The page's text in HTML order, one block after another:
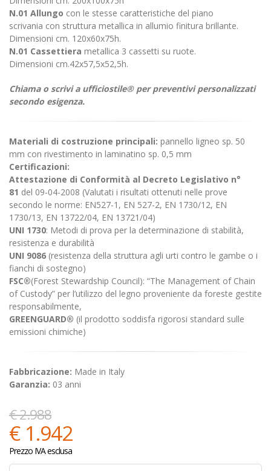
N.01 Allungo con le stesse caratteristiche del piano
scrivania con struttura metallica in allumio finitura brillante.
Dimensioni cm. 120x60x75h.
N.01 Cassettiera metallica 3 cassetti su ruote.
Dimensioni cm.42x57,5x52,5h.
Chiama o scrivi a ufficiostile® per preventivi personalizzati
secondo esigenza.
Materiali di costruzione principali: pannello ligneo sp. 50
mm con rivestimento in laminatino sp. 0,5 mm
Certificazioni:
Attestazione di Conformità al Decreto Legislativo n°
81 del 09-04-2008 (Valutati i risultati ottenuti nelle prove
secondo le norme: EN527-1, EN 527-2, EN 1730/12, EN
1730/13, EN 13722/04, EN 13721/04)
UNI 1730: Metodi di prova per la determinazione di stabilità,
resistenza e durabilità
UNI 9086 (resistenza della struttura agli urti contro le gambe o i
fianchi di sostegno)
FSC®(Forest Stewardship Council): “The Management of Chain
of Custody” per l’utilizzo del legno proveniente da foreste gestite
responsabilmente,
GREENGUARD® (il prodotto soddisfa rigorosi standard sulle
emissioni chimiche)
Fabbricazione: Made in Italy
Garanzia: 03 anni
€ 2.988
€ 1.942
Prezzo IVA esclusa